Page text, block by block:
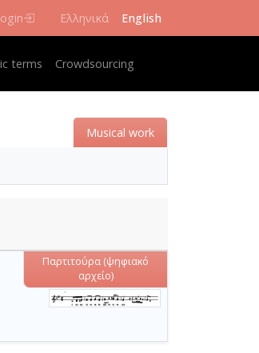
Ελληνικά English
terms Crowdsourcing
Musical work
Παρτιτούρα (ψηφιακό
αρχείο)